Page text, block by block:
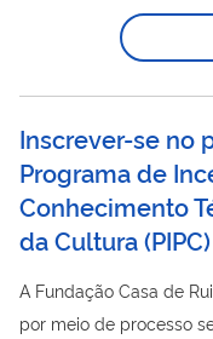
Incentivoà
buscar recursos junto
imposto de...
Inscrever-se no
Programa de
Conhecimento
da Cultura(PIPC)
A Fundação Casa de
por meio de processo